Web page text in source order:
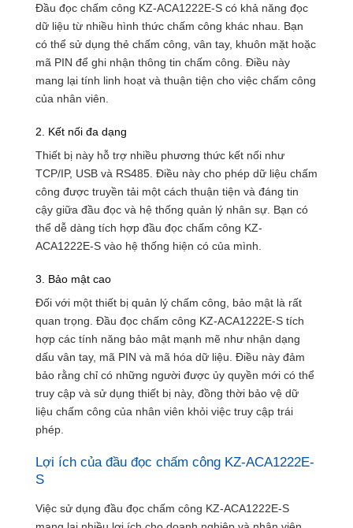
Đầu đọc chấm công KZ-ACA1222E-S có khả năng đọc
dữ liệu từ nhiều hình thức chấm công khác nhau. Bạn
có thể sử dụng thẻ chấm công, vân tay, khuôn mặt hoặc
mã PIN để ghi nhận thông tin chấm công. Điều này
mang lại tính linh hoạt và thuận tiện cho việc chấm công
của nhân viên.
2. Kết nối đa dạng
Thiết bị này hỗ trợ nhiều phương thức kết nối như
TCP/IP, USB và RS485. Điều này cho phép dữ liệu chấm
công được truyền tải một cách thuận tiện và đáng tin
cậy giữa đầu đọc và hệ thống quản lý nhân sự. Bạn có
thể dễ dàng tích hợp đầu đọc chấm công KZ-
ACA1222E-S vào hệ thống hiện có của mình.
3. Bảo mật cao
Đối với một thiết bị quản lý chấm công, bảo mật là rất
quan trọng. Đầu đọc chấm công KZ-ACA1222E-S tích
hợp các tính năng bảo mật mạnh mẽ như nhận dạng
dấu vân tay, mã PIN và mã hóa dữ liệu. Điều này đảm
bảo rằng chỉ có những người được ủy quyền mới có thể
truy cập và sử dụng thiết bị này, đồng thời bảo vệ dữ
liệu chấm công của nhân viên khỏi việc truy cập trái
phép.
Lợi ích của đầu đọc chấm công KZ-ACA1222E-
S
Việc sử dụng đầu đọc chấm công KZ-ACA1222E-S